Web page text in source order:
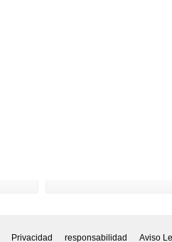
Privacidad responsabilidad Aviso